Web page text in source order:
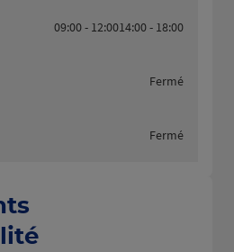
09:00 - 12:0014:00 - 18:00
Fermé
Fermé